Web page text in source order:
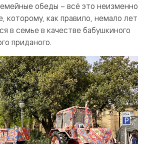
обеды – всё это неизменно
которому, как правило, немало лет
в семье в качестве бабушкиного
приданого.